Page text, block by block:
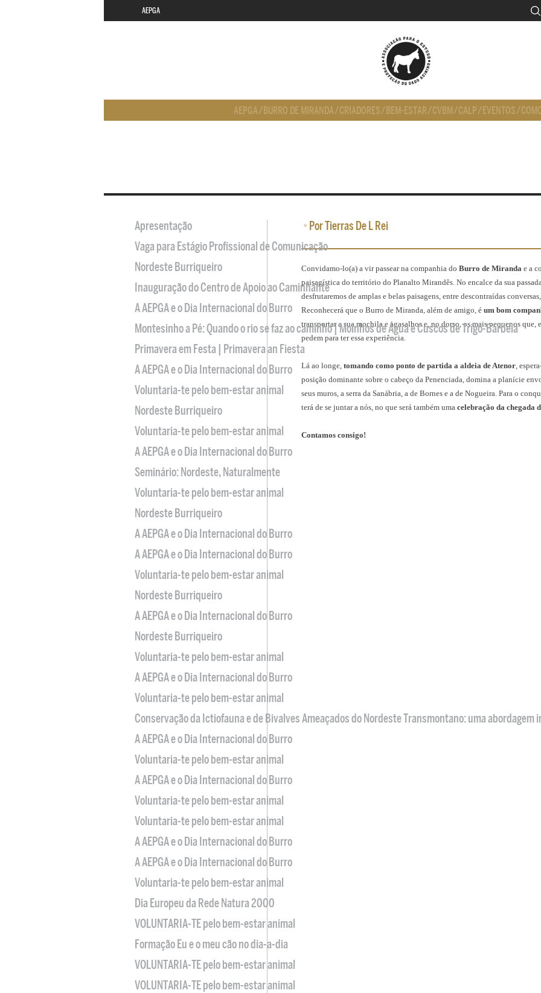
AEPGA
AEPGA/ BURRO DE MIRANDA/CRIADORES/ BEM-ESTAR/CVBM/CALP/ EVENTOS/
• Por Tierras De L Rei
Convidamo-lo(a) a vir passear na companhia do Burro de Miranda e a
paisagística do território do Planalto Mirandês. No encalce da sua
desfrutaremos de amplas e belas paisagens, entre descontraídas
Reconhecerá que o Burro de Miranda, além de amigo, é um bom
transportar a sua mochila e agasalhos e, no dorso, os mais pequenos que,
pedem para ter essa experiência.
Lá ao longe, tomando como ponto de partida a aldeia de Atenor,
posição dominante sobre o cabeço da Penenciada, domina a planície
seus muros, a serra da Sanábria, a de Bornes e a de Nogueira. Para o
terá de se juntar a nós, no que será também uma celebração da chegada
Contamos consigo!
Apresentação
Vaga para Estágio Profissional de Comunicação
Nordeste Burriqueiro
Inauguração do Centro de Apoio ao Caminhante
A AEPGA e o Dia Internacional do Burro
Montesinho a Pé: Quando o rio se faz ao caminho | Moinhos de Água e Cuscos de Trigo-Barbela
Primavera em Festa | Primavera an Fiesta
A AEPGA e o Dia Internacional do Burro
Voluntaria-te pelo bem-estar animal
Nordeste Burriqueiro
Voluntaria-te pelo bem-estar animal
A AEPGA e o Dia Internacional do Burro
Seminário: Nordeste, Naturalmente
Voluntaria-te pelo bem-estar animal
Nordeste Burriqueiro
A AEPGA e o Dia Internacional do Burro
A AEPGA e o Dia Internacional do Burro
Voluntaria-te pelo bem-estar animal
Nordeste Burriqueiro
A AEPGA e o Dia Internacional do Burro
Nordeste Burriqueiro
Voluntaria-te pelo bem-estar animal
A AEPGA e o Dia Internacional do Burro
Voluntaria-te pelo bem-estar animal
Conservação da Ictiofauna e de Bivalves Ameaçados do Nordeste Transmontano: uma abordagem
A AEPGA e o Dia Internacional do Burro
Voluntaria-te pelo bem-estar animal
A AEPGA e o Dia Internacional do Burro
Voluntaria-te pelo bem-estar animal
Voluntaria-te pelo bem-estar animal
A AEPGA e o Dia Internacional do Burro
A AEPGA e o Dia Internacional do Burro
Voluntaria-te pelo bem-estar animal
Dia Europeu da Rede Natura 2000
VOLUNTARIA-TE pelo bem-estar animal
Formação Eu e o meu cão no dia-a-dia
VOLUNTARIA-TE pelo bem-estar animal
VOLUNTARIA-TE pelo bem-estar animal